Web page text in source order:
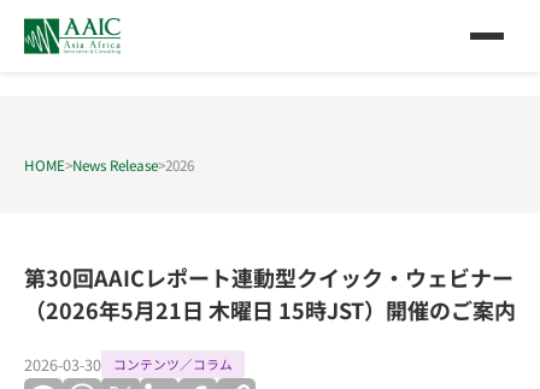
HOME>News Release>2026
第30回AAICレポート連動型クイック・ウェビナー
（2026年5月21日 木曜日 15時JST）開催のご案内
2026-03-30 コンテンツ／コラム